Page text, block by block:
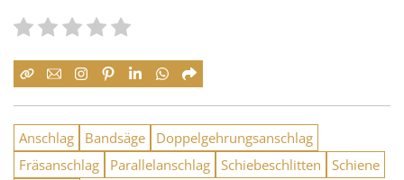
Anschlag Bandsäge
Doppelgehrungsanschlag
Fräsanschlag
Parallelanschlag Schiebeschlitten
Schiene